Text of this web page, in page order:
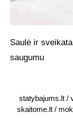
Saulė ir
saugumu
statybajums.lt/
skaitome.lt/